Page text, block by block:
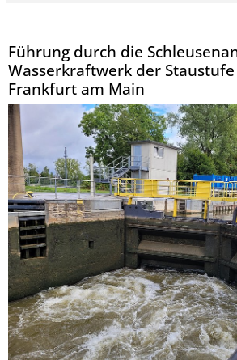
Führung durch die
Wasserkraftwerk der
Frankfurt am Main